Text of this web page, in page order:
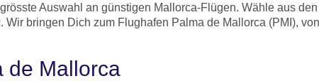
Auswahl an günstigen Mallorca-Flügen. Wähle aus
bringen Dich zum Flughafen Palma de Mallorca (PMI),
de Mallorca